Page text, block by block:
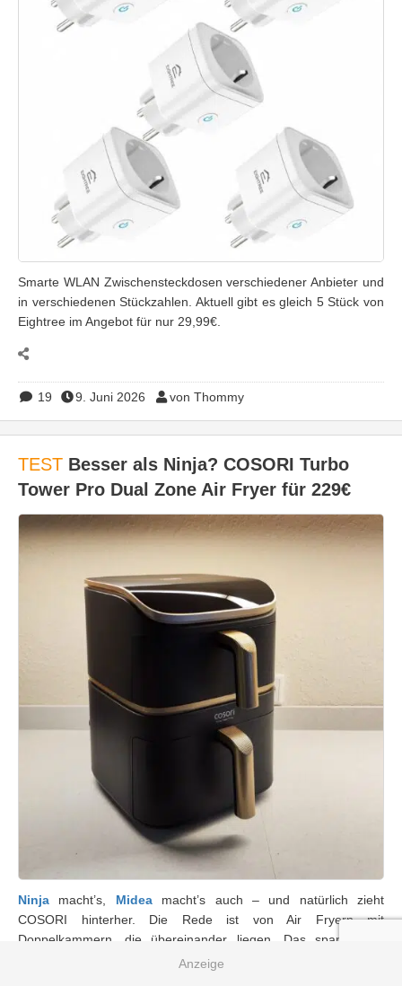
Smarte WLAN Zwischensteckdosen verschiedener Anbieter und
in verschiedenen Stückzahlen. Aktuell gibt es gleich 5 Stück von
Eightree im Angebot für nur 29,99€.
19 9. Juni 2026 von Thommy
TEST Besser als Ninja? COSORI Turbo
Tower Pro Dual Zone Air Fryer für 229€
Ninja macht’s, Mideamacht’s auch – und natürlich zieht
COSORI hinterher. Die Rede ist von Air Fryern mit
Doppelkammern, die übereinander liegen. Das spart Platz,
bietet aber trotzdem ausreichend Garraum für eure